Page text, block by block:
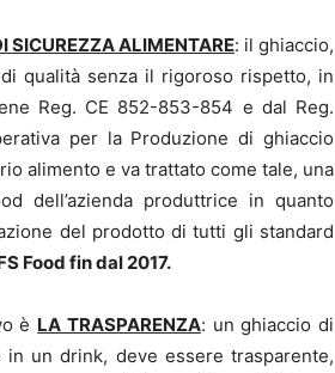
SICUREZZA ALIMENTARE: il ghiaccio,
qualità senza il rigoroso rispetto, in
Reg. CE 852-853-854 e dal Reg.
per la Produzione di ghiaccio
alimento e va trattato come tale, una
dell’azienda produttrice in quanto
del prodotto di tutti gli standard
Food fin dal 2017.
è LA TRASPARENZA: un ghiaccio di
un drink, deve essere trasparente,